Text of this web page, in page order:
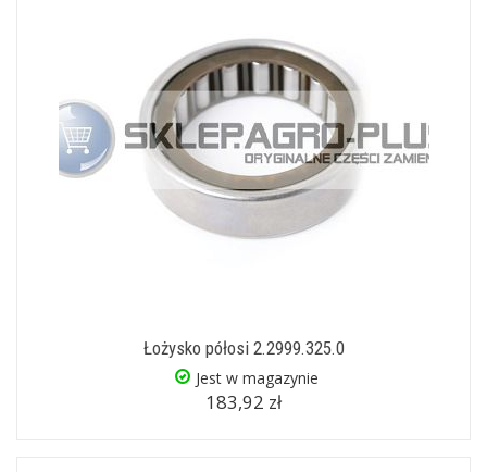
Łożysko półosi 2.2999.325.0
Jest w magazynie
183,92 zł